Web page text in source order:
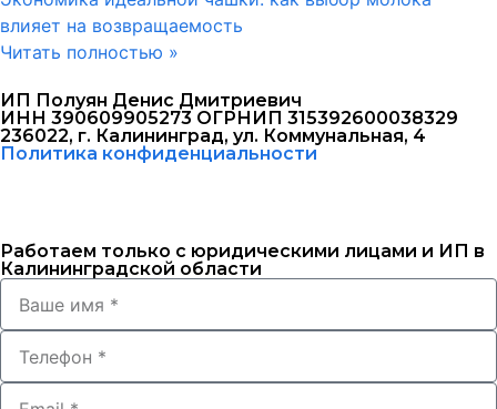
влияет на возвращаемость
Читать полностью »
ИП Полуян Денис Дмитриевич
ИНН 390609905273 ОГРНИП 315392600038329
236022, г. Калининград, ул. Коммунальная, 4
Политика конфиденциальности
Работаем только с юридическими лицами и ИП в
Калининградской области